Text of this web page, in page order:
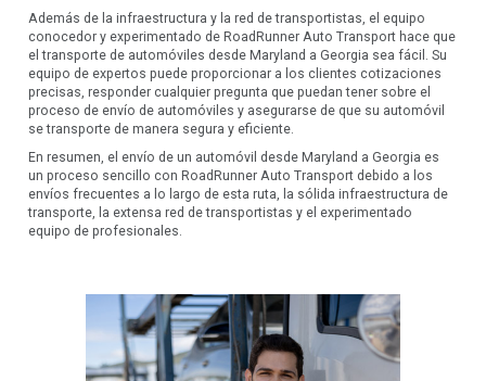
Además de la infraestructura y la red de transportistas, el equipo
conocedor y experimentado de RoadRunner Auto Transport hace que
el transporte de automóviles desde Maryland a Georgia sea fácil. Su
equipo de expertos puede proporcionar a los clientes cotizaciones
precisas, responder cualquier pregunta que puedan tener sobre el
proceso de envío de automóviles y asegurarse de que su automóvil
se transporte de manera segura y eficiente.
En resumen, el envío de un automóvil desde Maryland a Georgia es
un proceso sencillo con RoadRunner Auto Transport debido a los
envíos frecuentes a lo largo de esta ruta, la sólida infraestructura de
transporte, la extensa red de transportistas y el experimentado
equipo de profesionales.